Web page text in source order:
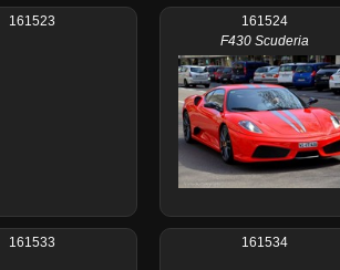
161523
161524
F430 Scuderia
161533 161534